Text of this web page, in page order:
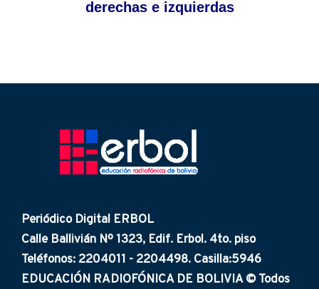
derechas e izquierdas
Periódico Digital ERBOL
Calle Ballivián Nº 1323, Edif. Erbol. 4to. piso
Teléfonos: 2204011 - 2204498. Casilla:5946
EDUCACIÓN RADIOFÓNICA DE BOLIVIA © Todos